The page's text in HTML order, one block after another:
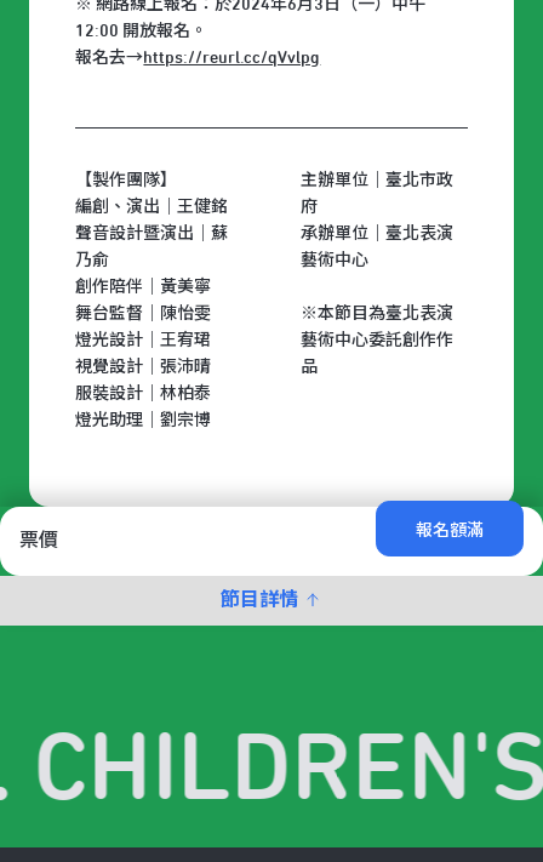
票價
報名額滿
節目詳情
※ 網路線上報名：於2024年6月3日（一）中午
12:00 開放報名。
報名去→https://reurl.cc/qVvlpg
【製作團隊】
編創、演出｜王健銘
聲音設計暨演出｜蘇
乃俞
創作陪伴｜黃美寧
舞台監督｜陳怡雯
燈光設計｜王宥珺
視覺設計｜張沛晴
服裝設計｜林柏泰
燈光助理｜劉宗博
主辦單位｜臺北市政
府
承辦單位｜臺北表演
藝術中心
※本節目為臺北表演
藝術中心委託創作作
品